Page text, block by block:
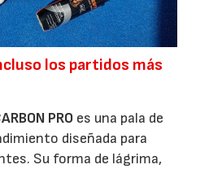
los partidos más
PRO es una pala de
diseñada para
Su forma de lágrima,